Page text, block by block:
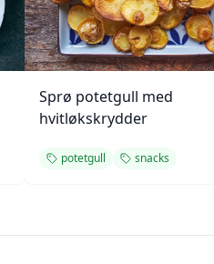
Sprø potetgull med
hvitløkskrydder
potetgull snacks